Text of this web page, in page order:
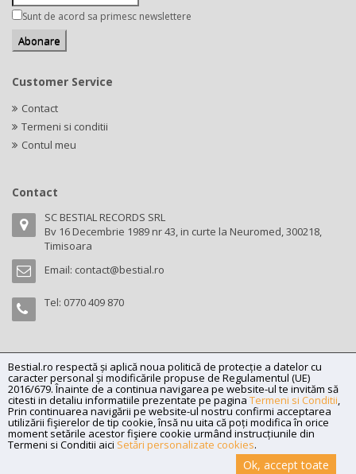
Bestial.ro respectă și aplică noua politică de protecție a datelor cu
caracter personal și modificările propuse de Regulamentul (UE)
2016/679. Înainte de a continua navigarea pe website-ul te invităm să
citesti in detaliu informatiile prezentate pe pagina Termeni si Conditii,
Prin continuarea navigării pe website-ul nostru confirmi acceptarea
utilizării fişierelor de tip cookie, însă nu uita că poți modifica în orice
moment setările acestor fişiere cookie urmând instrucțiunile din
Termeni si Conditii aici Setări personalizate cookies.
Ok, accept toate
Sunt de acord sa primesc newslettere
Customer Service
Contact
Termeni si conditii
Contul meu
Contact
SC BESTIAL RECORDS SRL
Bv 16 Decembrie 1989 nr 43, in curte la Neuromed, 300218,
Timisoara
Email: contact@bestial.ro
Tel: 0770 409 870
Copyright (C) 2026bestial.ro -All rights reserved.
SC BESTIAL RECORDS SRL, Nr. R.C.: J35/345/2005, C.U.I.: RO17197870,
Adresa: Bv 16 Decembrie 1989 nr 43, in curte la Neuromed, 300218,
Timisoara
Powered byNet Interaction.